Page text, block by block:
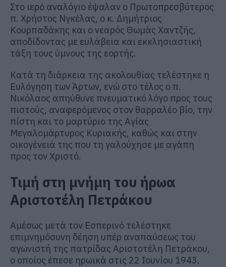
Στο ιερό αναλόγιο έψαλαν ο Πρωτοπρεσβύτερος
π. Χρήστος Νγκέλας, ο κ. Δημήτριος
Κουρπαδάκης και ο νεαρός Θωμάς Χαντζής,
αποδίδοντας με ευλάβεια και εκκλησιαστική
τάξη τους ύμνους της εορτής.
Κατά τη διάρκεια της ακολουθίας τελέστηκε η
Ευλόγηση των Άρτων, ενώ στο τέλος ο π.
Νικόλαος απηύθυνε πνευματικό λόγο προς τους
πιστούς, αναφερόμενος στον θαρραλέο βίο, την
πίστη και το μαρτύριο της Αγίας
Μεγαλομάρτυρος Κυριακής, καθώς και στην
οικογένειά της που τη γαλούχησε με αγάπη
προς τον Χριστό.
Τιμή στη μνήμη του ήρωα
Αριστοτέλη Πετράκου
Αμέσως μετά τον Εσπερινό τελέστηκε
επιμνημόσυνη δέηση υπέρ αναπαύσεως του
αγωνιστή της πατρίδας Αριστοτέλη Πετράκου,
ο οποίος έπεσε ηρωικά στις 22 Ιουνίου 1943.